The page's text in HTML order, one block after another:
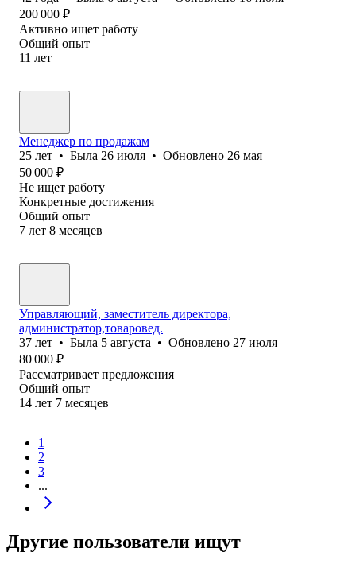
200 000 ₽
Активно ищет работу
Общий опыт
11 лет
Менеджер по продажам
25 лет • Была 26 июля • Обновлено 26 мая
50 000 ₽
Не ищет работу
Конкретные достижения
Общий опыт
7 лет 8 месяцев
Управляющий, заместитель директора,
администратор,товаровед.
37 лет • Была 5 августа • Обновлено 27 июля
80 000 ₽
Рассматривает предложения
Общий опыт
14 лет 7 месяцев
1
2
3
...
Другие пользователи ищут